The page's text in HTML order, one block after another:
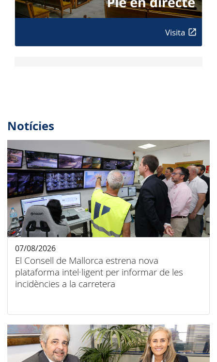
Visita
Notícies
El Consell de Mallorca estrena nova
plataforma intel·ligent per informar de les
incidències a la carretera
07/08/2026